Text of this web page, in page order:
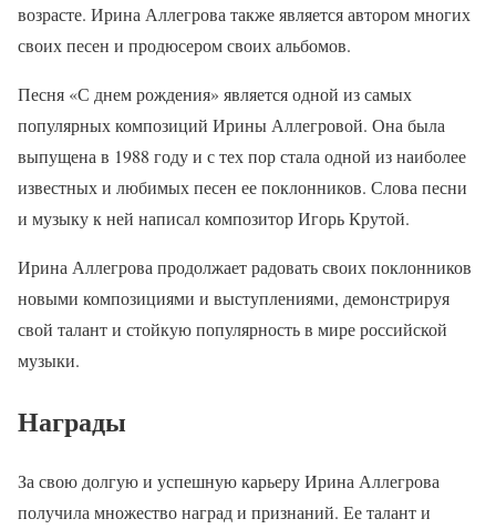
возрасте. Ирина Аллегрова также является автором многих
своих песен и продюсером своих альбомов.
Песня «С днем рождения» является одной из самых
популярных композиций Ирины Аллегровой. Она была
выпущена в 1988 году и с тех пор стала одной из наиболее
известных и любимых песен ее поклонников. Слова песни
и музыку к ней написал композитор Игорь Крутой.
Ирина Аллегрова продолжает радовать своих поклонников
новыми композициями и выступлениями, демонстрируя
свой талант и стойкую популярность в мире российской
музыки.
Награды
За свою долгую и успешную карьеру Ирина Аллегрова
получила множество наград и признаний. Ее талант и